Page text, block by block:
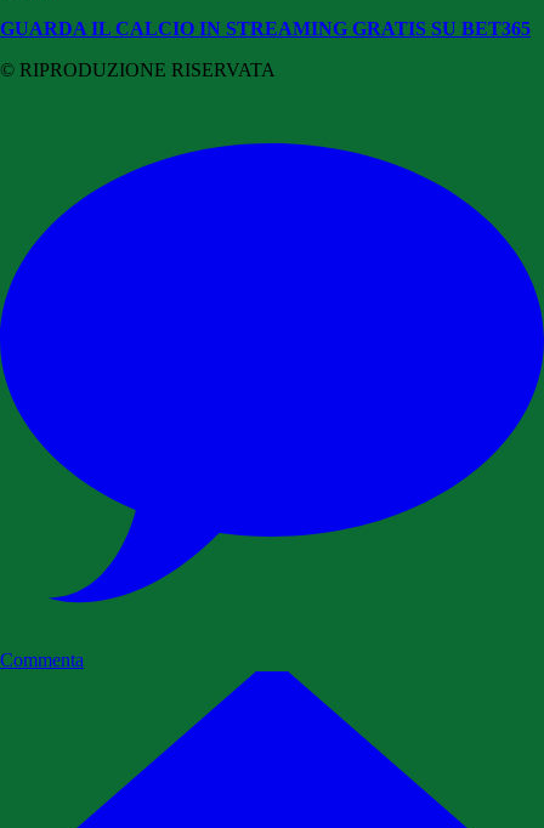
GUARDA IL CALCIO IN STREAMING GRATIS SU BET365
© RIPRODUZIONE RISERVATA
Commenta